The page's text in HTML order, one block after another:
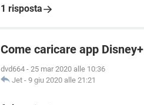
1 risposta
Come caricare app
dvd664 - 25 mar 2020 alle 10:36
Jet - 9 giu 2020 alle 21:21